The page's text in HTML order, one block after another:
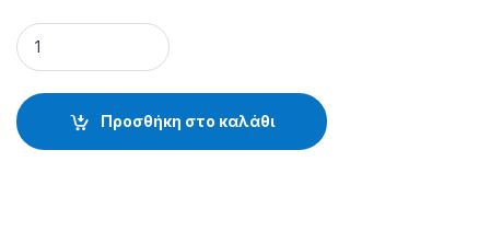
ΜΑΛΑΓΡΩΤΕΣ 3651-3 - 38.72.53.651 quantity
Προσθήκη στο καλάθι